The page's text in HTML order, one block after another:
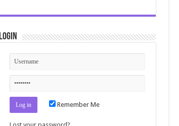
Login
Remember Me